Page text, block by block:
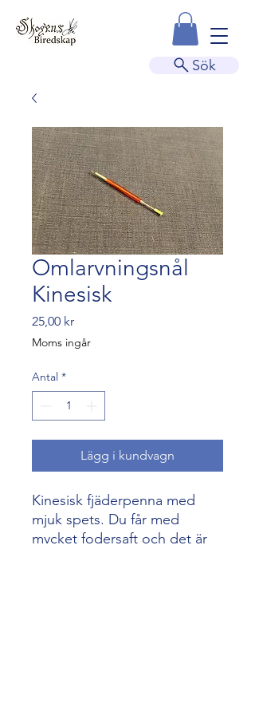
Sök
Omlarvningsnål
Kinesisk
25,00 krPris
Moms ingår
Antal *
Lägg i kundvagn
Kinesisk fjäderpenna med
mjuk spets. Du får med
mycket fodersaft och det är